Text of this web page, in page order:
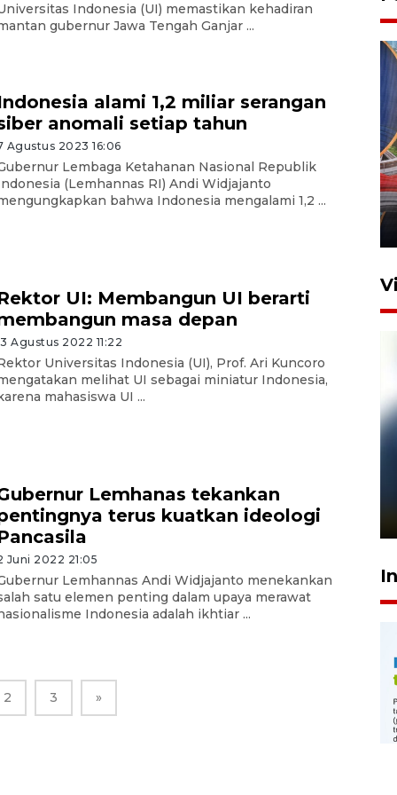
Indonesia (UI) memastikan kehadiran
gubernur Jawa Tengah Ganjar ...
alami 1,2 miliar serangan
anomali setiap tahun
Agustus 2023 16:06
Lembaga Ketahanan Nasional Republik
(Lemhannas RI) Andi Widjajanto
bahwa Indonesia mengalami 1,2 ...
UI: Membangun UI berarti
masa depan
Agustus 2022 11:22
Universitas Indonesia (UI), Prof. Ari Kuncoro
melihat UI sebagai miniatur Indonesia,
mahasiswa UI ...
Lemhanas tekankan
terus kuatkan ideologi
Juni 2022 21:05
Lemhannas Andi Widjajanto menekankan
satu elemen penting dalam upaya merawat
Indonesia adalah ikhtiar ...
2 3 »
Komisi V DPR tinjau
perlintasan sebidang di
Stasiun Bogor
sampai 8 tahan?
1 Juni 2026 05:47